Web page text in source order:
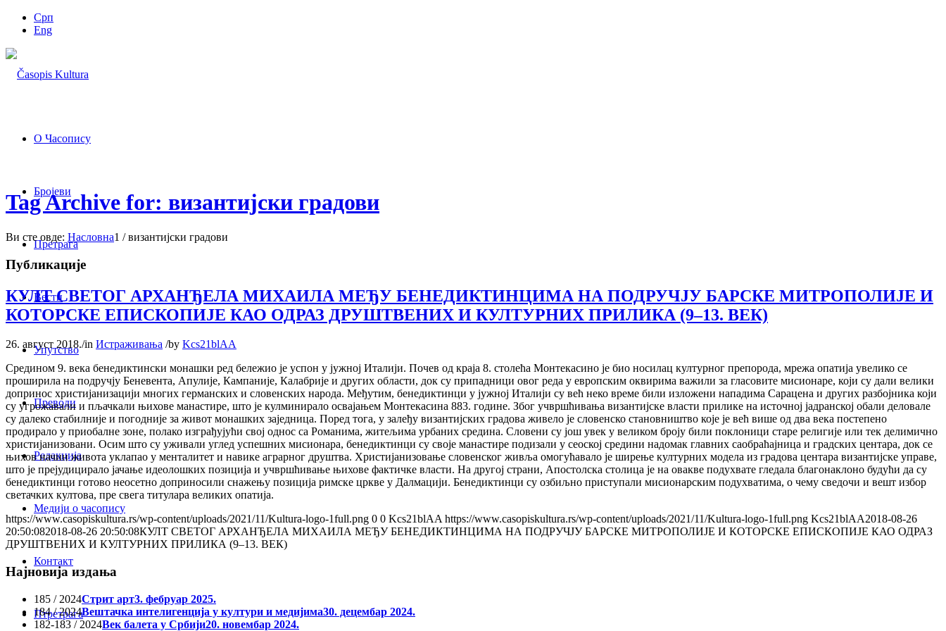
Срп
Eng
О Часопису
Бројеви
Претрага
Вести
Упутство
Преводи
Редакција
Медији о часопису
Контакт
Птретрага
Tag Archive for: византијски градови
Ви сте овде: Насловна1 / византијски градови
Публикације
КУЛТ СВЕТОГ АРХАНЂЕЛА МИХАИЛА МЕЂУ БЕНЕДИКТИНЦИМА НА ПОДРУЧЈУ БАРСКЕ МИТРОПОЛИЈЕ И
КОТОРСКЕ ЕПИСКОПИЈЕ КАО ОДРАЗ ДРУШТВЕНИХ И КУЛТУРНИХ ПРИЛИКА (9–13. ВЕК)
26. август 2018./in Истраживања /by Kcs21blAA
Средином 9. века бенедиктински монашки ред бележио је успон у јужној Италији. Почев од краја 8. столећа Монтекасино је био носилац културног препорода, мрежа опатија увелико се
проширила на подручју Беневента, Апулије, Кампаније, Калабрије и других области, док су припадници овог реда у европским оквирима важили за гласовите мисионаре, који су дали велики
допринос христијанизацији многих германских и словенских народа. Међутим, бенедиктинци у јужној Италији су већ неко време били изложени нападима Сарацена и других разбојника који
су угрожавали и пљачкали њихове манастире, што је кулминирало освајањем Монтекасина 883. године. Због учвршћивања византијске власти прилике на источној јадранској обали деловале
су далеко стабилније и погодније за живот монашких заједница. Поред тога, у залеђу византијских градова живело је словенско становништво које је већ више од два века постепено
продирало у приобалне зоне, полако изграђујући свој однос са Романима, житељима урбаних средина. Словени су још увек у великом броју били поклоници старе религије или тек делимично
христијанизовани. Осим што су уживали углед успешних мисионара, бенедиктинци су своје манастире подизали у сеоској средини надомак главних саобраћајница и градских центара, док се
њихов начин живота уклапао у менталитет и навике аграрног друштва. Христијанизовање словенског живља омогућавало је ширење културних модела из градова центара византијске управе,
што је прејудицирало јачање идеолошких позиција и учвршћивање њихове фактичке власти. На другој страни, Апостолска столица је на овакве подухвате гледала благонаклоно будући да су
бенедиктинци готово неосетно доприносили снажењу позиција римске цркве у Далмацији. Бенедиктинци су озбиљно приступали мисионарским подухватима, о чему сведочи и вешт избор
светачких култова, пре свега титулара великих опатија.
https://www.casopiskultura.rs/wp-content/uploads/2021/11/Kultura-logo-1full.png 0 0 Kcs21blAA https://www.casopiskultura.rs/wp-content/uploads/2021/11/Kultura-logo-1full.png Kcs21blAA2018-08-26
20:50:082018-08-26 20:50:08КУЛТ СВЕТОГ АРХАНЂЕЛА МИХАИЛА МЕЂУ БЕНЕДИКТИНЦИМА НА ПОДРУЧЈУ БАРСКЕ МИТРОПОЛИЈЕ И КОТОРСКЕ ЕПИСКОПИЈЕ КАО ОДРАЗ
ДРУШТВЕНИХ И КУЛТУРНИХ ПРИЛИКА (9–13. ВЕК)
Најновија издања
185 / 2024Стрит арт3. фебруар 2025.
184 / 2024Вештачка интелигенција у култури и медијима30. децембар 2024.
182-183 / 2024Век балета у Србији20. новембар 2024.